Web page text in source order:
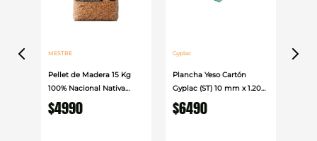
MESTRE
Pellet de Madera 15 Kg
100% Nacional Nativa
Mestre
$4990
Gyplac
Plancha Yeso Cartón
Gyplac (ST) 10 mm x 1.20
cm x 2.40cm
$6490